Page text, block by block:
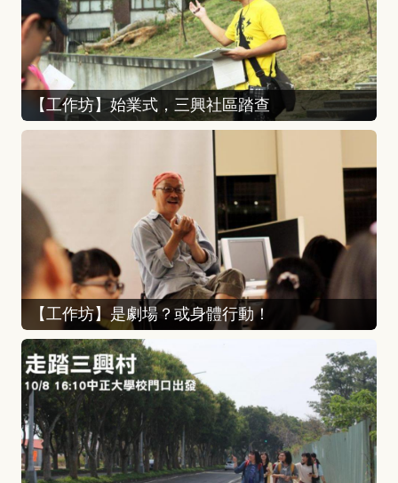
【工作坊】始業式，三興社區踏查
【工作坊】是劇場？或身體行動！